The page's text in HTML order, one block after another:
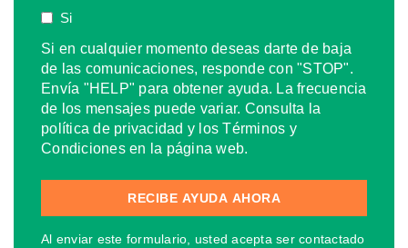
Si
Si en cualquier momento deseas darte de baja
de las comunicaciones, responde con "STOP".
Envía "HELP" para obtener ayuda. La frecuencia
de los mensajes puede variar. Consulta la
política de privacidad y los Términos y
Condiciones en la página web.
Al enviar este formulario, usted acepta ser contactado